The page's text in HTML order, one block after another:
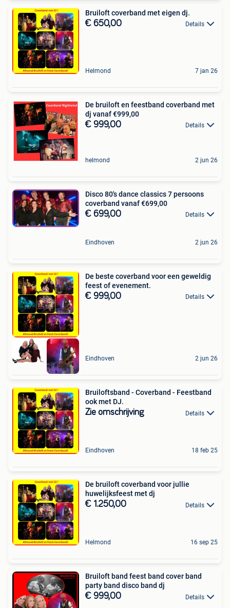
Bruiloft coverband met eigen dj.
€ 650,00 Details
Helmond 7 jan 26
De bruiloft en feestband coverband met
dj vanaf €999,00
€ 999,00 Details
helmond 2 jun 26
Disco 80's dance classics 7 persoons
coverband vanaf €699,00
€ 699,00 Details
Eindhoven 2 jun 26
De beste coverband voor een geweldig
feest of evenement.
€ 999,00 Details
Eindhoven 2 jun 26
Bruiloftsband - Coverband - Feestband
ook met DJ.
Zie omschrijving Details
Eindhoven 18 feb 25
De bruiloft coverband voor jullie
huwelijksfeest met dj
€ 1.250,00 Details
Helmond 16 sep 25
Bruiloft band feest band cover band
party band disco band dj
€ 999,00 Details